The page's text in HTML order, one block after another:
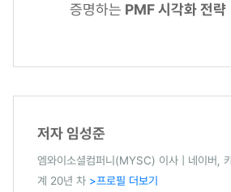
증명하는 PMF 시각화 전략
저자 임성준
엠와이소셜컴퍼니(MYSC) 이사 | 네이버,
계 20년 차 >프로필 더보기